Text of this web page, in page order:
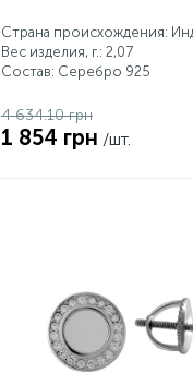
Страна происхождения:
Вес изделия, г.: 2,07
Состав: Серебро 925
4 634.10 грн
1 854 грн /шт.